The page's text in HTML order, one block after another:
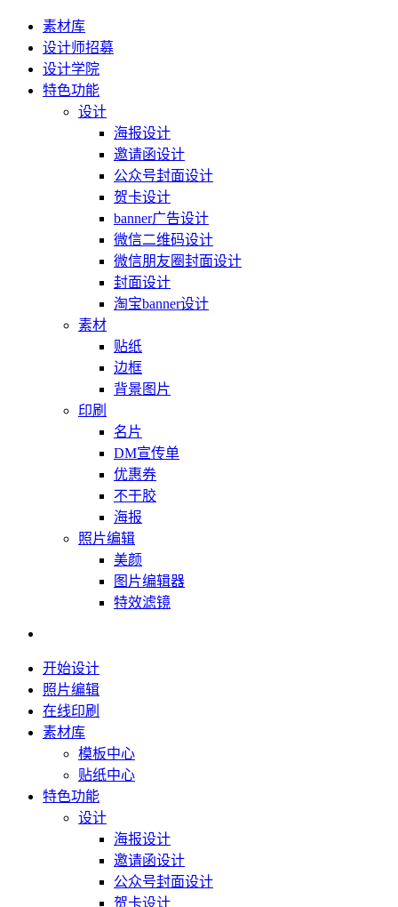
素材库
设计师招募
设计学院
特色功能
设计
海报设计
邀请函设计
公众号封面设计
贺卡设计
banner广告设计
微信二维码设计
微信朋友圈封面设计
封面设计
淘宝banner设计
素材
贴纸
边框
背景图片
印刷
名片
DM宣传单
优惠券
不干胶
海报
照片编辑
美颜
图片编辑器
特效滤镜
开始设计
照片编辑
在线印刷
素材库
模板中心
贴纸中心
特色功能
设计
海报设计
邀请函设计
公众号封面设计
贺卡设计